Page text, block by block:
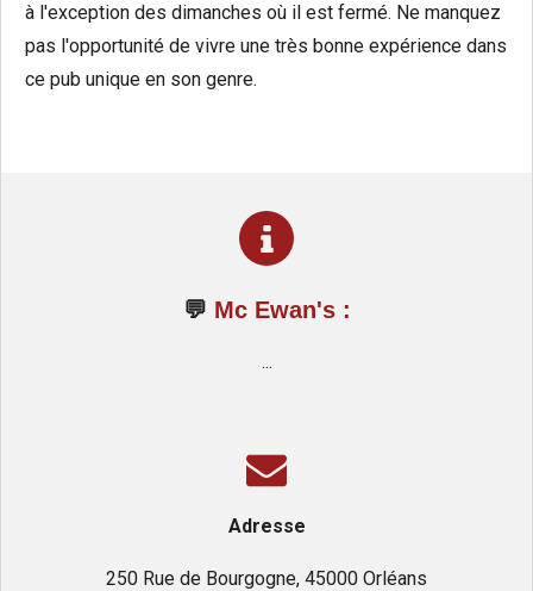
à l'exception des dimanches où il est fermé. Ne manquez
pas l'opportunité de vivre une très bonne expérience dans
ce pub unique en son genre.
💬 Mc Ewan's:
...
Adresse
250 Rue de Bourgogne, 45000 Orléans